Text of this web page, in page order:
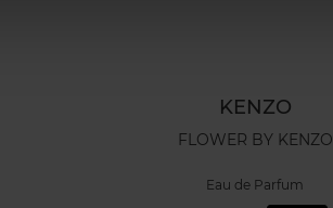
KENZO
FLOWER BY KENZO
Eau de Parfum